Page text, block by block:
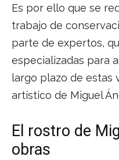
Es por ello que se
trabajo de
parte de expertos,
especializadas para
largo plazo de estas
artístico de Miguel
El rostro de
obras